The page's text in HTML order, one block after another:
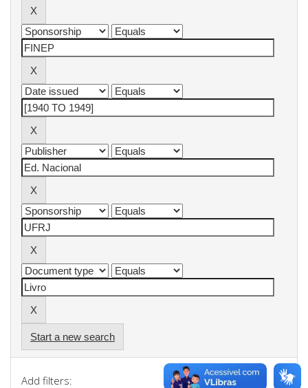
Start a new search
Add filters: